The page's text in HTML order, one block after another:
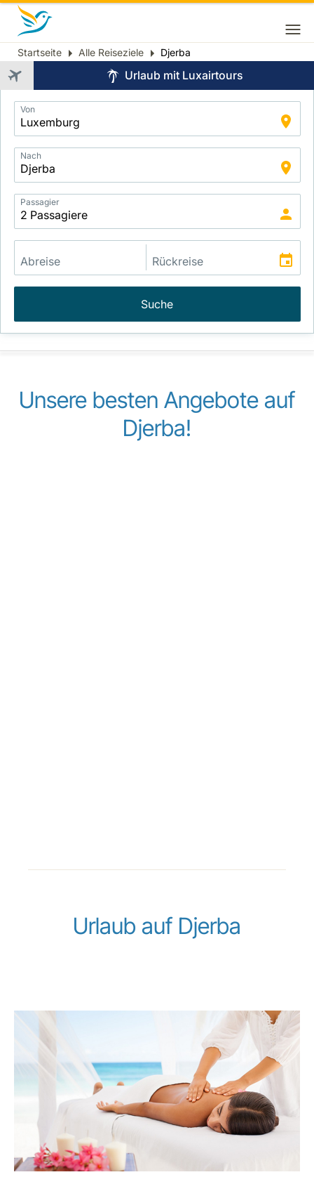
Breadcrumb
Startseite Alle Reiseziele Djerba
Urlaub mit Luxairtours
Application
Intelligent
Package
Search
Von
Nach
Passagier
Suche
Unsere besten Angebote auf
Djerba!
Urlaub auf Djerba